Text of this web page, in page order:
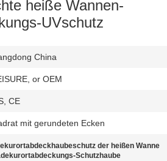
heiße Wannen-
UVschutz
China
or OEM
CE
mit gerundeten Ecken
der heißen Wanne
Schutzhaube